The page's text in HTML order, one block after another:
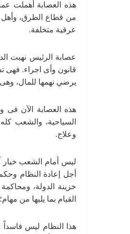
هذه العصابة أهملت
من قطاع الطرق، وأهل
عرقية متخلفة.
عصابة الرئيس نهبت
قانون وأى اجراء. فهى
يرضي نهمها للمال،
هذه العصابة الآن فى
السياحية، والشعب
وعلاج.
ليس أمام الشعب خيار
أجل إعادة النظام
خزينة الدولة،
القيام بما يليها من
هذا النظام ليس